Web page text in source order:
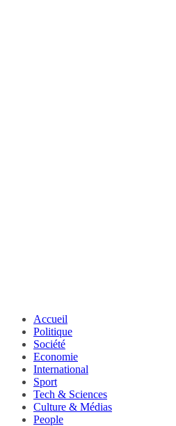
Accueil
Politique
Société
Economie
International
Sport
Tech & Sciences
Culture & Médias
People